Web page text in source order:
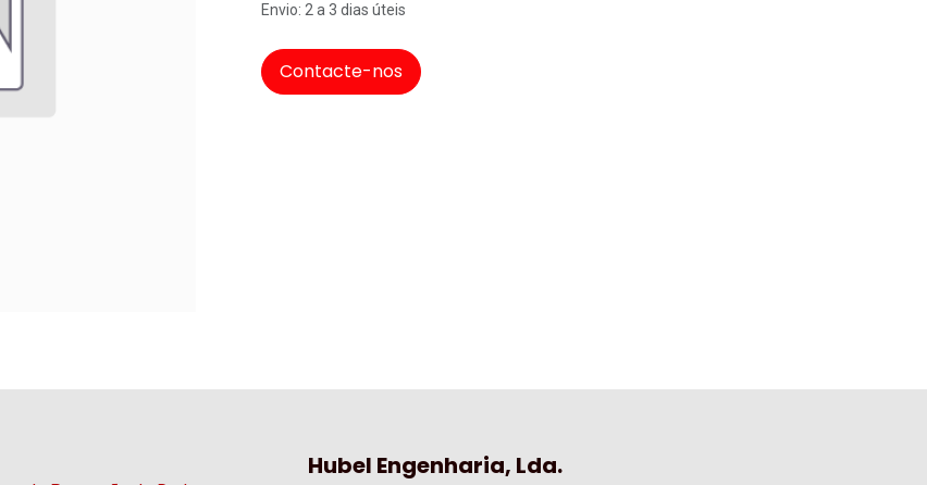
Envio: 2 a 3 dias úteis
Contacte-nos
Hubel Engenharia, Lda.